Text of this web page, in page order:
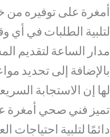
أمغرة على توفيره من
لتلبية الطلبات في
مدار الساعة لتقديم
بالإضافة إلى تحديد
لها إن الاستجابة
تميز فني صحي أمغرة
دائمًا لتلبية